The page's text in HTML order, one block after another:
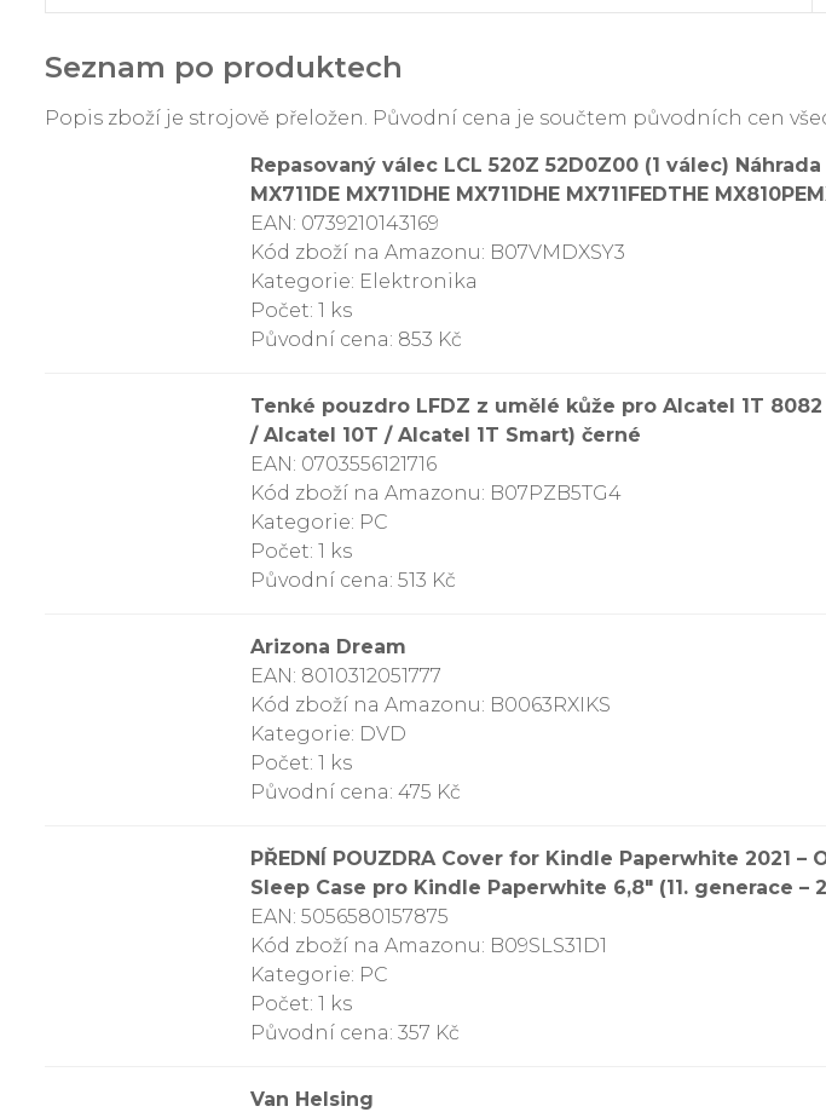
Seznam po produktech
Popis zboží je strojově přeložen. Původní cena je součtem původních cen
Repasovaný válec LCL 520Z 52D0Z00 (1 válec) Náhrada
MX711DE MX711DHE MX711DHE MX711FEDTHE
EAN: 0739210143169
Kód zboží na Amazonu: B07VMDXSY3
Kategorie: Elektronika
Počet: 1 ks
Původní cena: 853 Kč
Tenké pouzdro LFDZ z umělé kůže pro Alcatel 1T
/ Alcatel 10T / Alcatel 1T Smart) černé
EAN: 0703556121716
Kód zboží na Amazonu: B07PZB5TG4
Kategorie: PC
Počet: 1 ks
Původní cena: 513 Kč
Arizona Dream
EAN: 8010312051777
Kód zboží na Amazonu: B0063RXIKS
Kategorie: DVD
Počet: 1 ks
Původní cena: 475 Kč
PŘEDNÍ POUZDRA Cover for Kindle Paperwhite 2021
Sleep Case pro Kindle Paperwhite 6,8″ (11. generace –
EAN: 5056580157875
Kód zboží na Amazonu: B09SLS31D1
Kategorie: PC
Počet: 1 ks
Původní cena: 357 Kč
Van Helsing